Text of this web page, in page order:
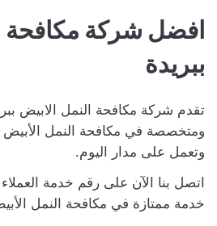
افضل شركة مكافحة
ببريدة
تقدم شركة مكافحة النمل الابيض
ومتخصصة في مكافحة النمل الأبيض
وتعمل على مدار اليوم.
اتصل بنا الآن على رقم خدمة
خدمة ممتازة في مكافحة النمل